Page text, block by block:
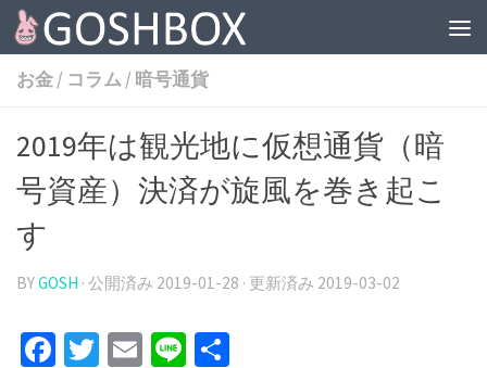
コンテンツへスキップ
お金/ コラム/ 暗号通貨
2019年は観光地に仮想通貨（暗
号資産）決済が旋風を巻き起こ
す
BYGOSH · 公開済み 2019-01-28 · 更新済み 2019-03-02
Facebook
Twitter
Email
Line